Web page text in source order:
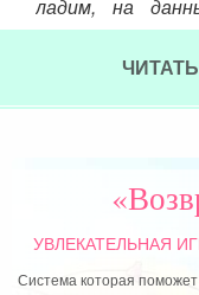
ладим, на
телефона
взгляды на
УВЛЕКАТЕЛЬНАЯ
Система которая